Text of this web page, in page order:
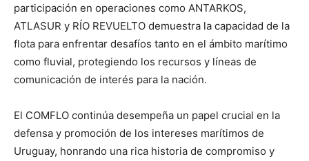
participación en operaciones como ANTARKOS,
ATLASUR y RÍO REVUELTO demuestra la capacidad de la
flota para enfrentar desafíos tanto en el ámbito marítimo
como fluvial, protegiendo los recursos y líneas de
comunicación de interés para la nación.
El COMFLO continúa desempeña un papel crucial en la
defensa y promoción de los intereses marítimos de
Uruguay, honrando una rica historia de compromiso y